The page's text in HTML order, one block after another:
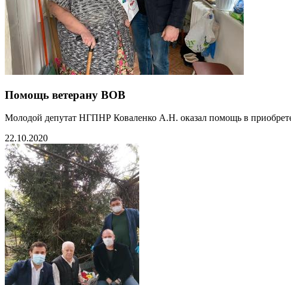
Помощь ветерану ВОВ
Молодой депутат НГПНР Коваленко А.Н. оказал помощь в
22.10.2020